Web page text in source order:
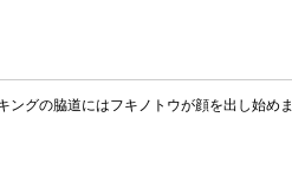
グの脇道にはフキノトウが顔を出し始め